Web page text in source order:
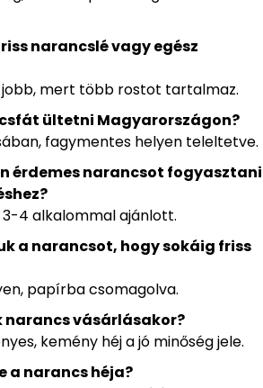
narancslé vagy egész
jobb, mert több rostot tartalmaz.
ültetni Magyarországon?
fagymentes helyen teleltetve.
érdemes narancsot fogyasztani
4 alkalommal ajánlott.
a narancsot, hogy sokáig friss
papírba csomagolva.
narancs vásárlásakor?
kemény héj a jó minőség jele.
a narancs héja?